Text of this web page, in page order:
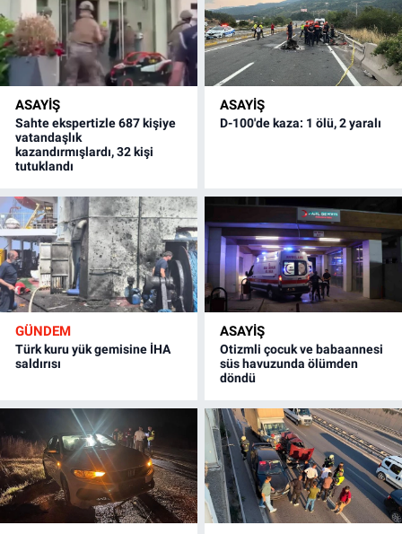
ASAYİŞ
Sahte ekspertizle 687 kişiye
vatandaşlık
kazandırmışlardı, 32 kişi
tutuklandı
ASAYİŞ
D-100'de kaza: 1 ölü, 2 yaralı
GÜNDEM
Türk kuru yük gemisine İHA
saldırısı
ASAYİŞ
Otizmli çocuk ve babaannesi
süs havuzunda ölümden
döndü